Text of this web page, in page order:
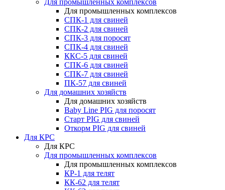
Для промышленных комплексов
Для промышленных комплексов
СПК-1 для свиней
СПК-2 для свиней
СПК-3 для поросят
СПК-4 для свиней
ККС-5 для свиней
СПК-6 для свиней
СПК-7 для свиней
ПК-57 для свиней
Для домашних хозяйств
Для домашних хозяйств
Baby Line PIG для поросят
Старт PIG для свиней
Откорм PIG для свиней
Для КРС
Для КРС
Для промышленных комплексов
Для промышленных комплексов
КР-1 для телят
КК-62 для телят